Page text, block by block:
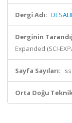
Dergi Adı:
Derginin
Expanded (SCI-
Sayfa Sayıları:
Orta Doğu